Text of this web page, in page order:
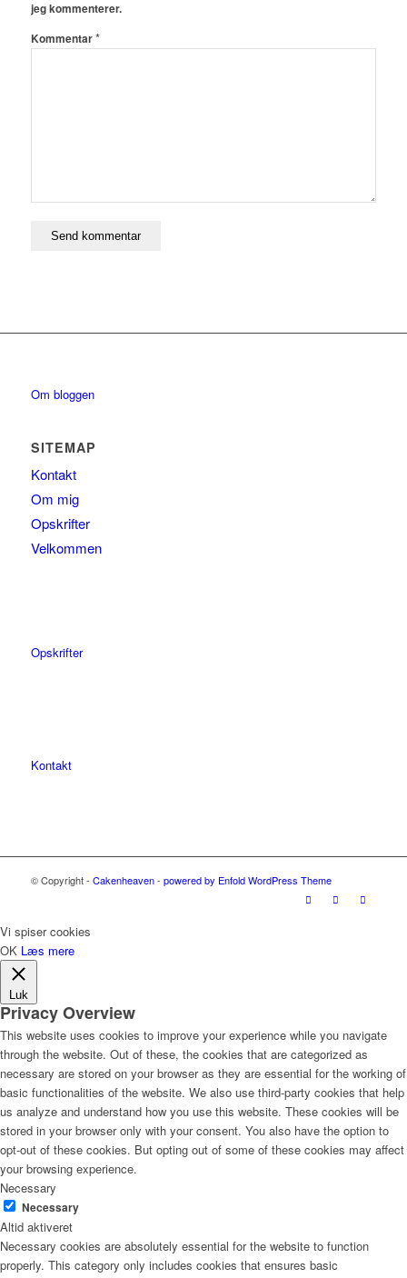
jeg kommenterer.
Kommentar*
Om bloggen
SITEMAP
Kontakt
Om mig
Opskrifter
Velkommen
Opskrifter
Kontakt
© Copyright - Cakenheaven- powered by Enfold WordPress Theme
Vi spiser cookies
OK Læs mere
Luk
Privacy Overview
This website uses cookies to improve your experience while you navigate
through the website. Out of these, the cookies that are categorized as
necessary are stored on your browser as they are essential for the working of
basic functionalities of the website. We also use third-party cookies that help
us analyze and understand how you use this website. These cookies will be
stored in your browser only with your consent. You also have the option to
opt-out of these cookies. But opting out of some of these cookies may affect
your browsing experience.
Necessary
Necessary
Altid aktiveret
Necessary cookies are absolutely essential for the website to function
properly. This category only includes cookies that ensures basic